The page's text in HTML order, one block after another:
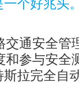
个好兆头
交通安全管
和参与安全
斯拉完全自